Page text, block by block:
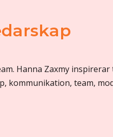
Hanna Zaxmy inspirerar
kommunikation, team,